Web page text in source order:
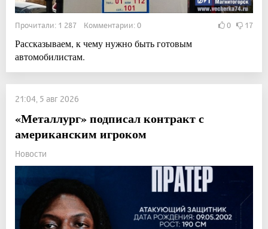
Прочитали: 1 287 Комментарии: 0 0 17
Рассказываем, к чему нужно быть готовым
автомобилистам.
21:04, 5 авг 2026
«Металлург» подписал контракт с
американским игроком
Новости